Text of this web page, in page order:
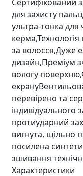
Сертифікований
для захисту
ультра-тонка для
за волосся,Дуже
дизайн,Преміум
вологу
перевірено та
індивідуального
протиударний
вигнута, щільно
посилена
зшивання
Характеристики